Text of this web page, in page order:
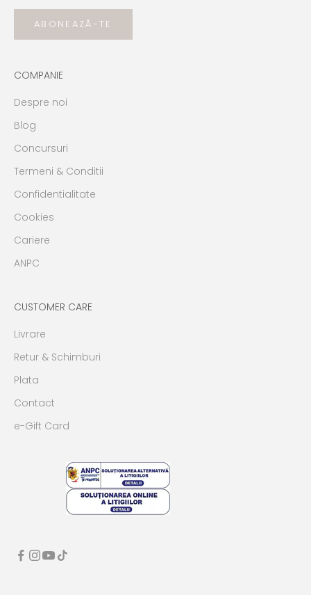
ABONEAZĂ-TE
COMPANIE
Despre noi
Blog
Concursuri
Termeni & Conditii
Confidentialitate
Cookies
Cariere
ANPC
CUSTOMER CARE
Livrare
Retur & Schimburi
Plata
Contact
e-Gift Card